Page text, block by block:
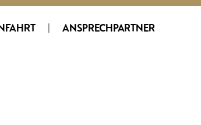
| ANSPRECHPARTNER